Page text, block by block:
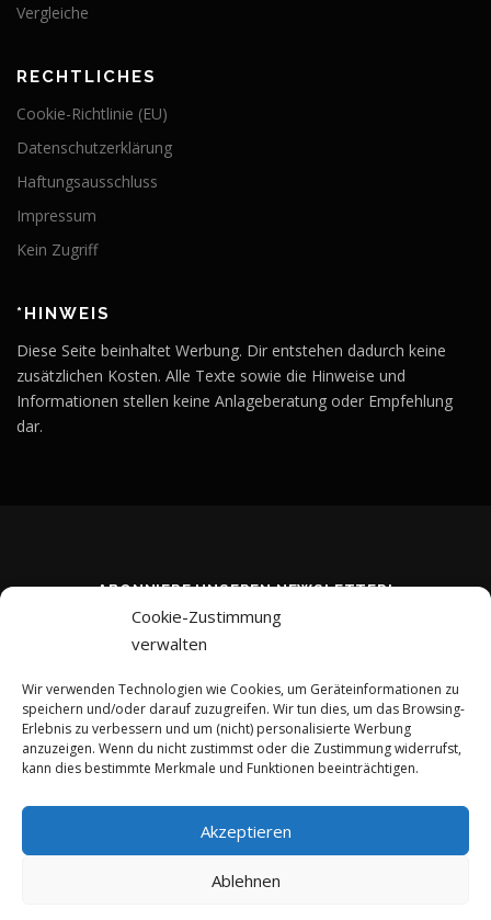
Cookie-Zustimmung
verwalten
Wir verwenden Technologien wie Cookies, um Geräteinformationen zu
speichern und/oder darauf zuzugreifen. Wir tun dies, um das Browsing-
Erlebnis zu verbessern und um (nicht) personalisierte Werbung
anzuzeigen. Wenn du nicht zustimmst oder die Zustimmung widerrufst,
kann dies bestimmte Merkmale und Funktionen beeinträchtigen.
Akzeptieren
Ablehnen
Vergleiche
RECHTLICHES
Cookie-Richtlinie (EU)
Datenschutzerklärung
Haftungsausschluss
Impressum
Kein Zugriff
*HINWEIS
Diese Seite beinhaltet Werbung. Dir entstehen dadurch keine
zusätzlichen Kosten. Alle Texte sowie die Hinweise und
Informationen stellen keine Anlageberatung oder Empfehlung
dar.
ABONNIERE UNSEREN NEWSLETTER!